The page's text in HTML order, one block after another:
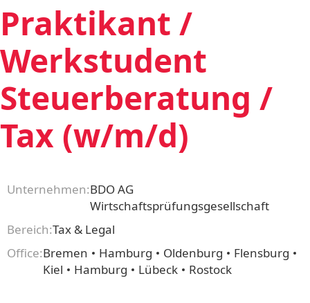
Praktikant /
Werkstudent
Steuerberatung /
Tax (w/m/d)
Unternehmen:BDO AG
Wirtschaftsprüfungsgesellschaft
Bereich:Tax & Legal
Office:Bremen Hamburg Oldenburg
Flensburg
Kiel
Hamburg Lübeck Rostock